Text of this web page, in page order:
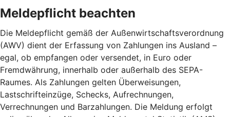
Meldepflicht beachten
Die Meldepflicht gemäß der Außenwirtschaftsverordnung
(AWV) dient der Erfassung von Zahlungen ins Ausland –
egal, ob empfangen oder versendet, in Euro oder
Fremdwährung, innerhalb oder außerhalb des SEPA-
Raumes. Als Zahlungen gelten Überweisungen,
Lastschrifteinzüge, Schecks, Aufrechnungen,
Verrechnungen und Barzahlungen. Die Meldung erfolgt